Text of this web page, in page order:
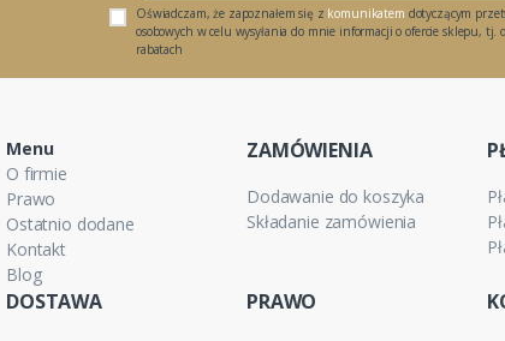
Oświadczam, że zapoznałem się z komunikatem dotyczącym
osobowych w celu wysyłania do mnie informacji o ofercie sklepu, tj.
rabatach
Menu
O firmie
Prawo
Ostatnio dodane
Kontakt
Blog
ZAMÓWIENIA
Dodawanie do koszyka
Składanie zamówienia
DOSTAWA PRAWO